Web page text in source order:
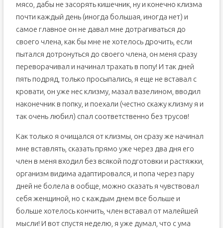
мясо, дабы не засорять кишечник, ну и конечно клизма
почти каждый день (иногда большая, иногда нет) и
самое главное он не давал мне дотрагиваться до
своего члена, как бы мне не хотелось дрочить, если
пытался дотронуться до своего члена, он меня сразу
переворачивал и начинал трахать в попу! И так дней
пять подряд, только просыпались, я еще не вставал с
кровати, он уже нес клизму, мазал вазелином, вводил
наконечник в попку, и поехали (честно скажу клизму я и
так очень любил) спал соответственно без трусов!
Как только я очищался от клизмы, он сразу же начинал
мне вставлять, сказать прямо уже через два дня его
член в меня входил без всякой подготовки и растяжки,
организм видима адаптировался, и попа через пару
дней не болела в ообще, можно сказать я чувствовал
себя женщиной, но с каждым днем все больше и
больше хотелось кончить, член вставал от малейшей
мысли! И вот спустя неделю, я уже думал, что с ума